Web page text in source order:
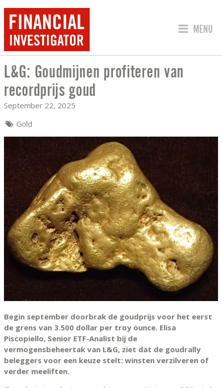
JUMP
MENU
L&G: GOUDMIJNEN PROFITEREN VAN
L&G: Goudmijnen profiteren van
recordprijs goud
September 22, 2025
Gold
Begin september doorbrak de goudprijs voor het eerst
de grens van 3.500 dollar per troy ounce. Elisa
Piscopiello, Senior ETF-Analist bij de
vermogensbeheertak van L&G, ziet dat de goudrally
beleggers voor een keuze stelt: winsten verzilveren of
verder meeliften.